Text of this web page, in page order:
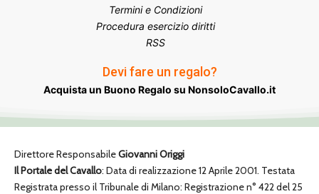
Termini e Condizioni
Procedura esercizio diritti
RSS
Devi fare un regalo?
Acquista un Buono Regalo su NonsoloCavallo.it
Direttore ResponsabileGiovanni Origgi
Il Portale del Cavallo: Data di realizzazione 12 Aprile 2001. Testata
Registrata presso il Tribunale di Milano: Registrazione n° 422 del 25